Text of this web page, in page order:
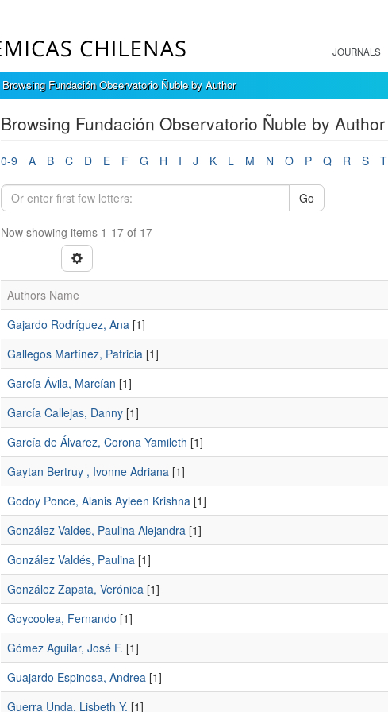
JOURNALS
Browsing Fundación Observatorio Ñuble by Author
Browsing Fundación Observatorio Ñuble by Author
0-9 A B C D E F G H I J K L M N O P Q R S T
Go
Now showing items 1-17 of 17
Authors Name
Gajardo Rodríguez, Ana[1]
Gallegos Martínez, Patricia[1]
García Ávila, Marcían [1]
García Callejas, Danny[1]
García de Álvarez, Corona Yamileth [1]
Gaytan Bertruy , Ivonne Adriana[1]
Godoy Ponce, Alanis Ayleen Krishna[1]
González Valdes, Paulina Alejandra[1]
González Valdés, Paulina[1]
González Zapata, Verónica[1]
Goycoolea, Fernando [1]
Gómez Aguilar, José F. [1]
Guajardo Espinosa, Andrea[1]
Guerra Unda, Lisbeth Y. [1]